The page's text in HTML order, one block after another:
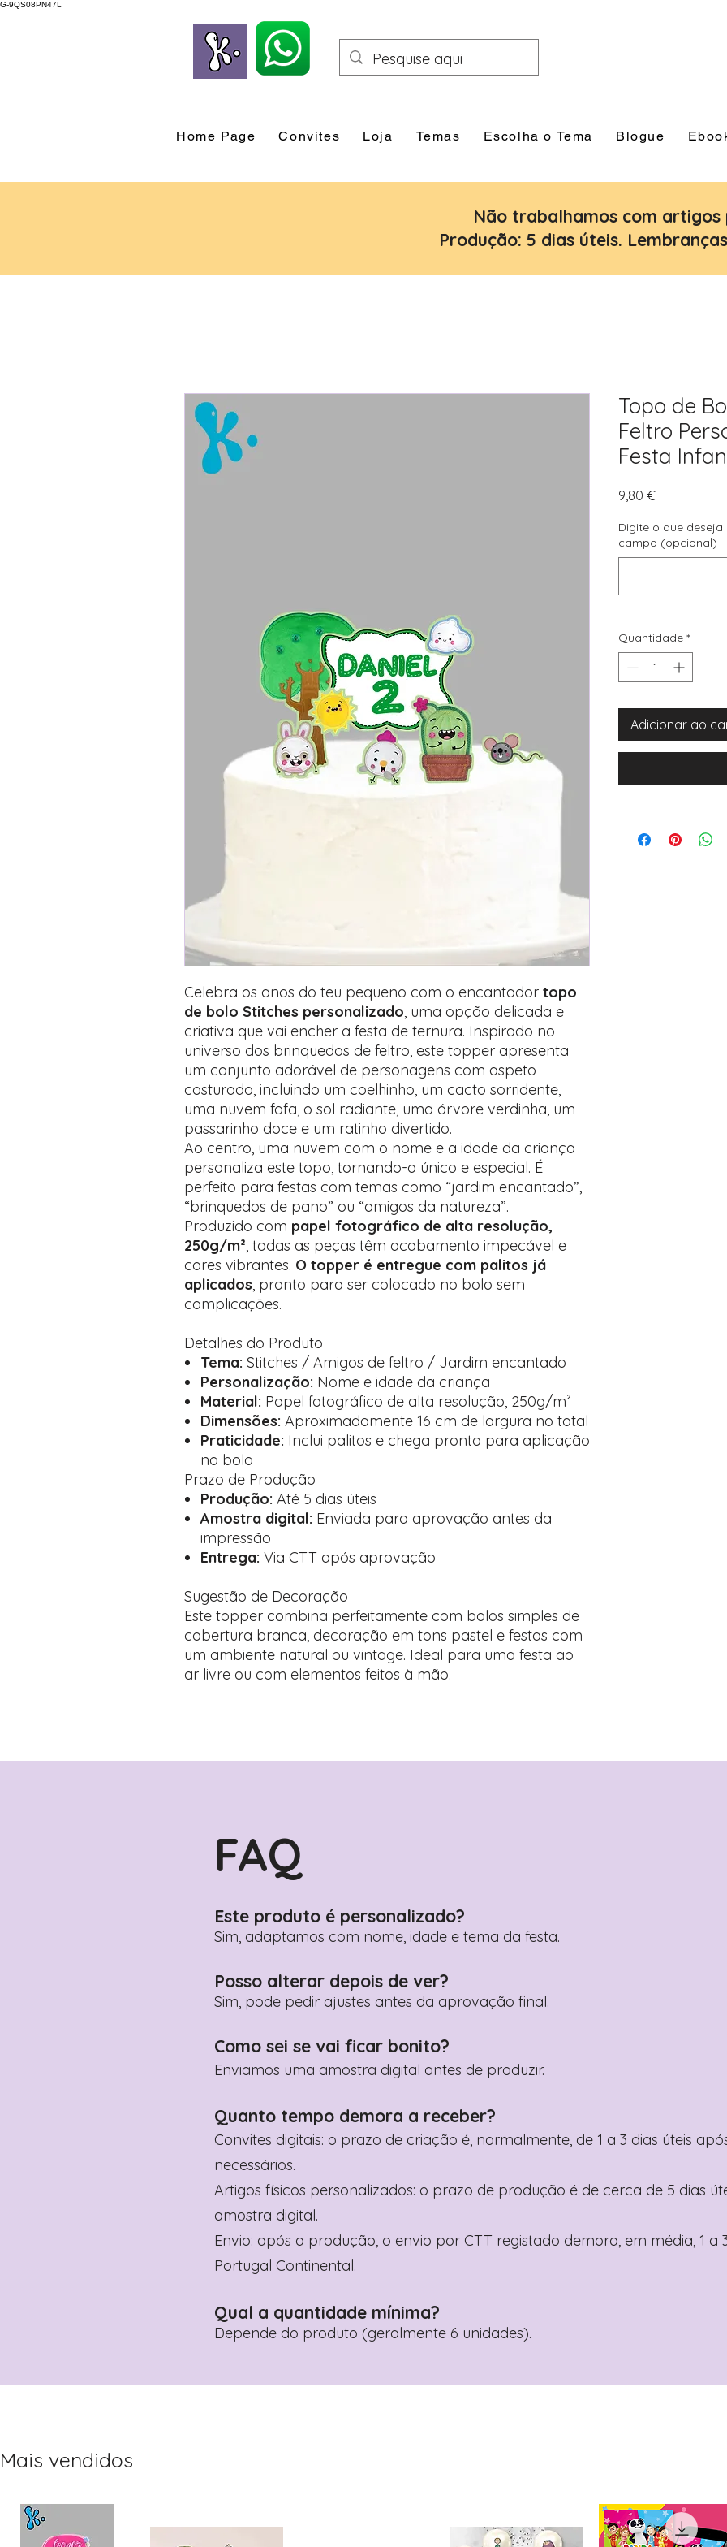
G-9QS08PN47L
Home Page Convites Loja Temas Escolha o Tema Blogue
Não trabalhamos com artigos
Produção: 5 dias úteis.
Celebra os anos do teu pequeno com o encantador topo
de bolo Stitches personalizado, uma opção delicada e
criativa que vai encher a festa de ternura. Inspirado no
universo dos brinquedos de feltro, este topper apresenta
um conjunto adorável de personagens com aspeto
costurado, incluindo um coelhinho, um cacto sorridente,
uma nuvem fofa, o sol radiante, uma árvore verdinha, um
passarinho doce e um ratinho divertido.
Ao centro, uma nuvem com o nome e a idade da criança
personaliza este topo, tornando-o único e especial. É
perfeito para festas com temas como “jardim encantado”,
“brinquedos de pano” ou “amigos da natureza”.
Produzido com papel fotográfico de alta resolução,
250g/m², todas as peças têm acabamento impecável e
cores vibrantes. O topper é entregue com palitos já
aplicados, pronto para ser colocado no bolo sem
complicações.
Detalhes do Produto
Tema: Stitches / Amigos de feltro / Jardim encantado
Personalização: Nome e idade da criança
Material: Papel fotográfico de alta resolução, 250g/m²
Dimensões: Aproximadamente 16 cm de largura no total
Praticidade: Inclui palitos e chega pronto para aplicação
no bolo
Prazo de Produção
Produção: Até 5 dias úteis
Amostra digital: Enviada para aprovação antes da
impressão
Entrega: Via CTT após aprovação
Sugestão de Decoração
Este topper combina perfeitamente com bolos simples de
cobertura branca, decoração em tons pastel e festas com
um ambiente natural ou vintage. Ideal para uma festa ao
ar livre ou com elementos feitos à mão.
Topo de
Feltro
Festa
9,80 €Preço
Digite o que
campo (opcional)
Quantidade *
Adicionar ao
FAQ
Este produto é personalizado?
Sim, adaptamos com nome, idade e tema da festa.
Posso alterar depois de ver?
Sim, pode pedir ajustes antes da aprovação final.
Como sei se vai ficar bonito?
Enviamos uma amostra digital antes de produzir.
Quanto tempo demora a receber?
Convites digitais: o prazo de criação é, normalmente, de 1 a 3 dias úteis
necessários.
Artigos físicos personalizados: o prazo de produção é de cerca de 5 dias
amostra digital.
Envio: após a produção, o envio por CTT registado demora, em média, 1 a
Portugal Continental.
Qual a quantidade mínima?
Depende do produto (geralmente 6 unidades).
Mais vendidos